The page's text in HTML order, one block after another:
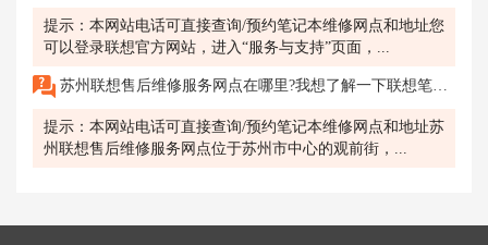
提示：本网站电话可直接查询/预约笔记本维修网点和地址您
可以登录联想官方网站，进入“服务与支持”页面，...
苏州联想售后维修服务网点在哪里?我想了解一下联想笔记本扬声器更换的费用。
提示：本网站电话可直接查询/预约笔记本维修网点和地址苏
州联想售后维修服务网点位于苏州市中心的观前街，...